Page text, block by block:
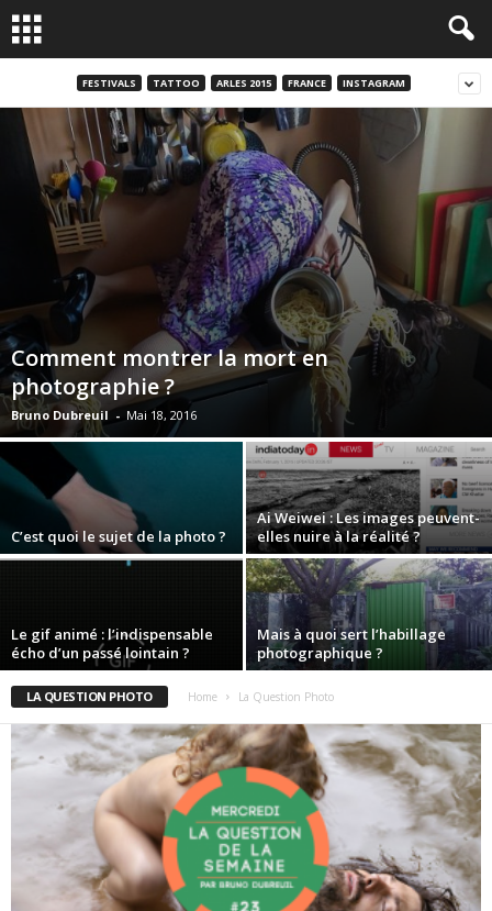
FESTIVALS TATTOO ARLES 2015 FRANCE INSTAGRAM
Comment montrer la mort en
photographie ?
Bruno Dubreuil - Mai 18, 2016
C’est quoi le sujet de la photo ?
Ai Weiwei : Les images peuvent-
elles nuire à la réalité ?
Le gif animé : l’indispensable
écho d’un passé lointain ?
Mais à quoi sert l’habillage
photographique ?
LA QUESTION PHOTO Home La Question Photo